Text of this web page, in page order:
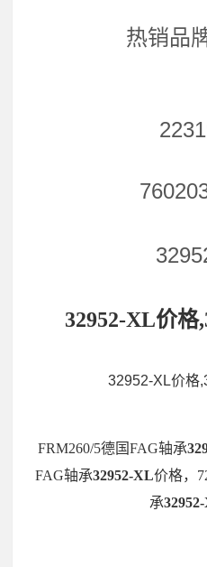
热销品
32952-XL价格
32952-XL价格
FRM260/5德国FAG轴承
FAG轴承32952-XL价格，
承